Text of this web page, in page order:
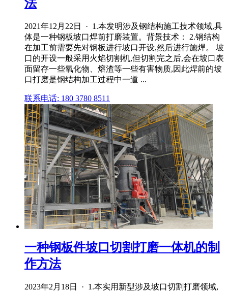
法
2021年12月22日 · 1.本发明涉及钢结构施工技术领域,具
体是一种钢板坡口焊前打磨装置。背景技术： 2.钢结构
在加工前需要先对钢板进行坡口开设,然后进行施焊。 坡
口的开设一般采用火焰切割机,但切割完之后,会在坡口表
面留存一些氧化物、熔渣等一些有害物质,因此焊前的坡
口打磨是钢结构加工过程中一道 ...
联系电话: 180 3780 8511
一种钢板件坡口切割打磨一体机的制
作方法
2023年2月18日 · 1.本实用新型涉及坡口切割打磨领域,